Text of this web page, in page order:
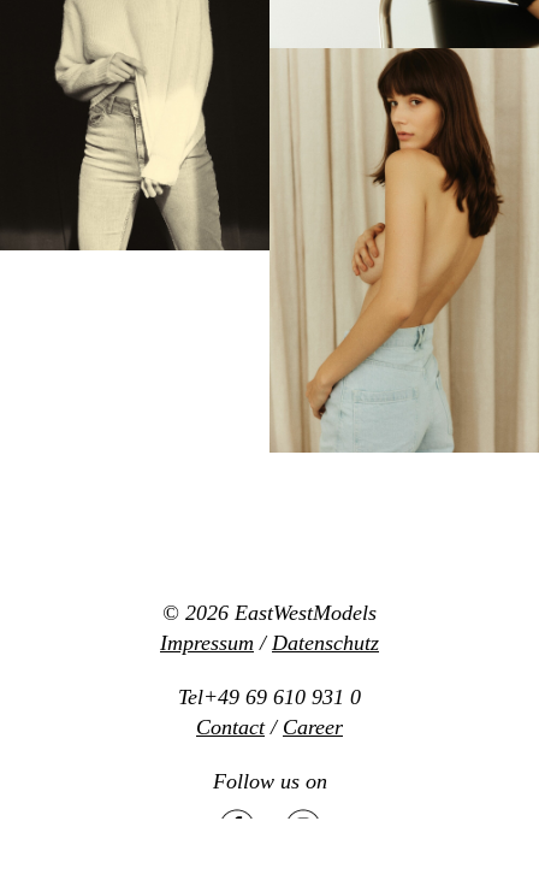
© 2026 EastWestModels
Impressum / Datenschutz
Tel+49 69 610 931 0
Contact/ Career
Follow us on